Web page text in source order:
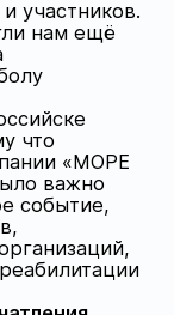
участников.
нам ещё
что
«МОРЕ
важно
событие,